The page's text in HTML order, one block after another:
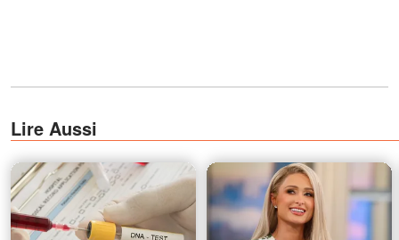
Lire Aussi